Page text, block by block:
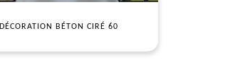
DÉCORATION BÉTON CIRÉ 60